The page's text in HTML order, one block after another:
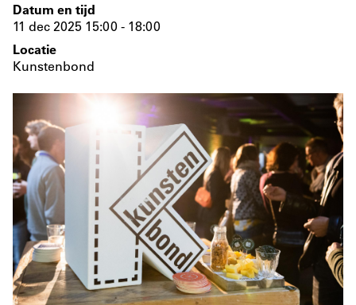
Datum en tijd
11 dec 2025 15:00 - 18:00
Locatie
Kunstenbond